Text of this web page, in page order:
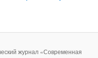
журнал «Современная